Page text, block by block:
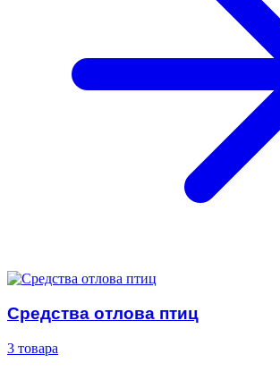
Средства отлова птиц
3 товара